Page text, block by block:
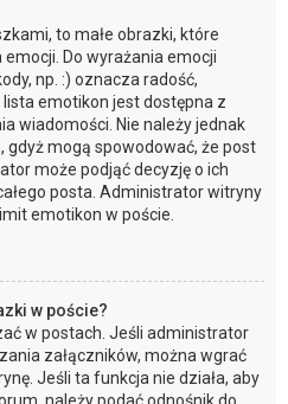
to małe obrazki, które
Do wyrażania emocji
np. :) oznacza radość,
emotikon jest dostępna z
wiadomości. Nie należy jednak
mogą spowodować, że post
może podjąć decyzję o ich
posta. Administrator witryny
emotikon w poście.
w poście?
w postach. Jeśli administrator
załączników, można wgrać
Jeśli ta funkcja nie działa, aby